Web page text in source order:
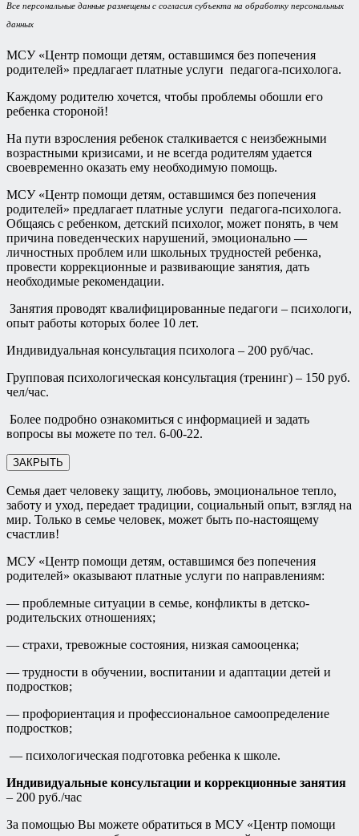
Все персональные данные размещены с согласия субъекта на обработку персональных
данных
МСУ «Центр помощи детям, оставшимся без попечения
родителей» предлагает платные услуги педагога-психолога.
Каждому родителю хочется, чтобы проблемы обошли его
ребенка стороной!
На пути взросления ребенок сталкивается с неизбежными
возрастными кризисами, и не всегда родителям удается
своевременно оказать ему необходимую помощь.
МСУ «Центр помощи детям, оставшимся без попечения
родителей» предлагает платные услуги педагога-психолога.
Общаясь с ребенком, детский психолог, может понять, в чем
причина поведенческих нарушений, эмоционально —
личностных проблем или школьных трудностей ребенка,
провести коррекционные и развивающие занятия, дать
необходимые рекомендации.
Занятия проводят квалифицированные педагоги – психологи,
опыт работы которых более 10 лет.
Индивидуальная консультация психолога – 200 руб/час.
Групповая психологическая консультация (тренинг) – 150 руб.
чел/час.
Более подробно ознакомиться с информацией и задать
вопросы вы можете по тел. 6-00-22.
ЗАКРЫТЬ
Семья дает человеку защиту, любовь, эмоциональное тепло,
заботу и уход, передает традиции, социальный опыт, взгляд на
мир. Только в семье человек, может быть по-настоящему
счастлив!
МСУ «Центр помощи детям, оставшимся без попечения
родителей» оказывают платные услуги по направлениям:
— проблемные ситуации в семье, конфликты в детско-
родительских отношениях;
— страхи, тревожные состояния, низкая самооценка;
— трудности в обучении, воспитании и адаптации детей и
подростков;
— профориентация и профессиональное самоопределение
подростков;
— психологическая подготовка ребенка к школе.
Индивидуальные консультации и коррекционные занятия
– 200 руб./час
За помощью Вы можете обратиться в МСУ «Центр помощи